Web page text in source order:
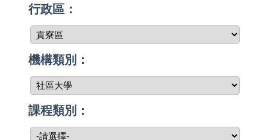
行政區：
機構類別：
課程類別：